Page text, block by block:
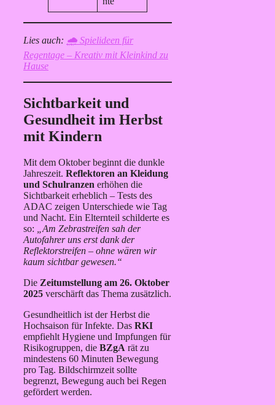
Lies auch: 🌧️ Spielideen für
Regentage – Kreativ mit Kleinkind zu
Hause
Sichtbarkeit und
Gesundheit im Herbst
mit Kindern
Mit dem Oktober beginnt die dunkle
Jahreszeit. Reflektoren an Kleidung
und Schulranzen erhöhen die
Sichtbarkeit erheblich – Tests des
ADAC zeigen Unterschiede wie Tag
und Nacht. Ein Elternteil schilderte es
so:
„Am Zebrastreifen sah der
Autofahrer uns erst dank der
Reflektorstreifen – ohne wären wir
kaum sichtbar gewesen.“
Die Zeitumstellung am 26. Oktober
2025 verschärft das Thema zusätzlich.
Gesundheitlich ist der Herbst die
Hochsaison für Infekte. Das RKI
empfiehlt Hygiene und Impfungen für
Risikogruppen, die BZgA rät zu
mindestens 60 Minuten Bewegung
pro Tag. Bildschirmzeit sollte
begrenzt, Bewegung auch bei Regen
gefördert werden.